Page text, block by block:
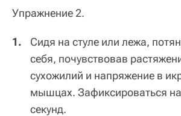
Упражнение 2.
Сидя на стуле или лежа,
себя, почувствовав
сухожилий и напряжение в
мышцах. Зафиксироваться
секунд.